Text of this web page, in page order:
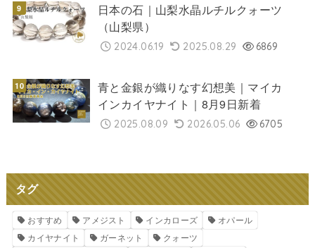
日本の石｜山梨水晶ルチルクォーツ
（山梨県）
2024.06.19 2025.08.29 6869
青と金銀が織りなす幻想美｜マイカ
インカイヤナイト｜8月9日新着
2025.08.09 2026.05.06 6705
タグ
おすすめ アメジスト インカローズ
オパール
カイヤナイト
ガーネット
クォーツ